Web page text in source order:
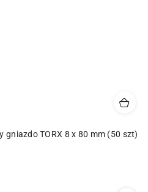
gniazdo TORX 8 x 80 mm (50 szt)